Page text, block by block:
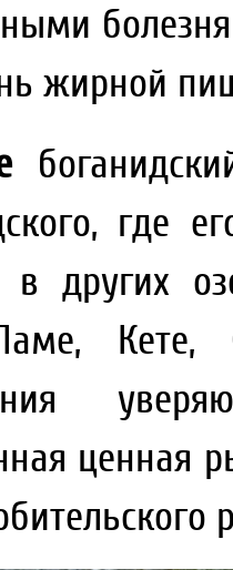
жирной
где
других
Кете,
ценная